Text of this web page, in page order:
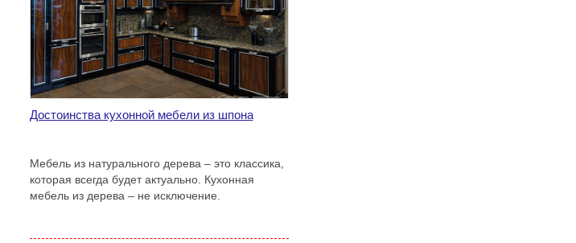
Достоинства кухонной мебели из шпона
Мебель из натурального дерева – это классика,
которая всегда будет актуально. Кухонная
мебель из дерева – не исключение.